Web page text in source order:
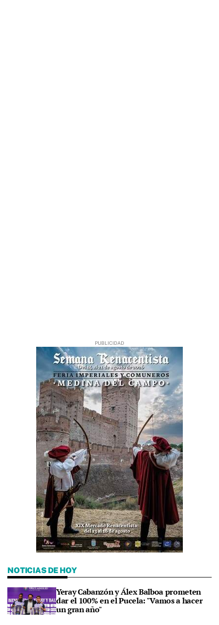
NOTICIAS DE HOY
Yeray Cabanzón y Álex Balboa prometen
dar el 100% en el Pucela: "Vamos a hacer
un gran año"